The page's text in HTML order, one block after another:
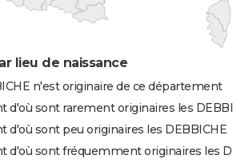
lieu de naissance
n'est originaire de ce département
d'où sont rarement originaires les
d'où sont peu originaires les DEBBICHE
d'où sont fréquemment originaires les